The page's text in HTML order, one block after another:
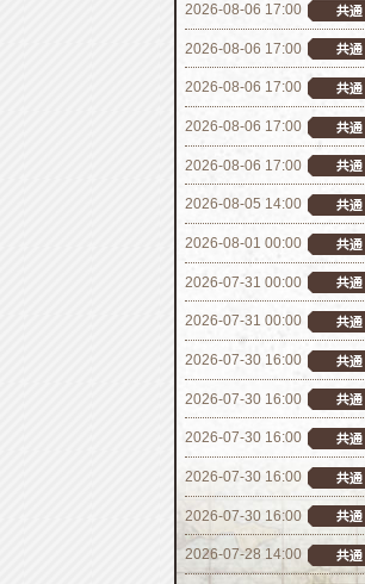
2026-08-06 17:00
2026-08-06 17:00
2026-08-06 17:00
2026-08-06 17:00
2026-08-06 17:00
2026-08-05 14:00
2026-08-01 00:00
2026-07-31 00:00
2026-07-31 00:00
2026-07-30 16:00
2026-07-30 16:00
2026-07-30 16:00
2026-07-30 16:00
2026-07-30 16:00
2026-07-28 14:00